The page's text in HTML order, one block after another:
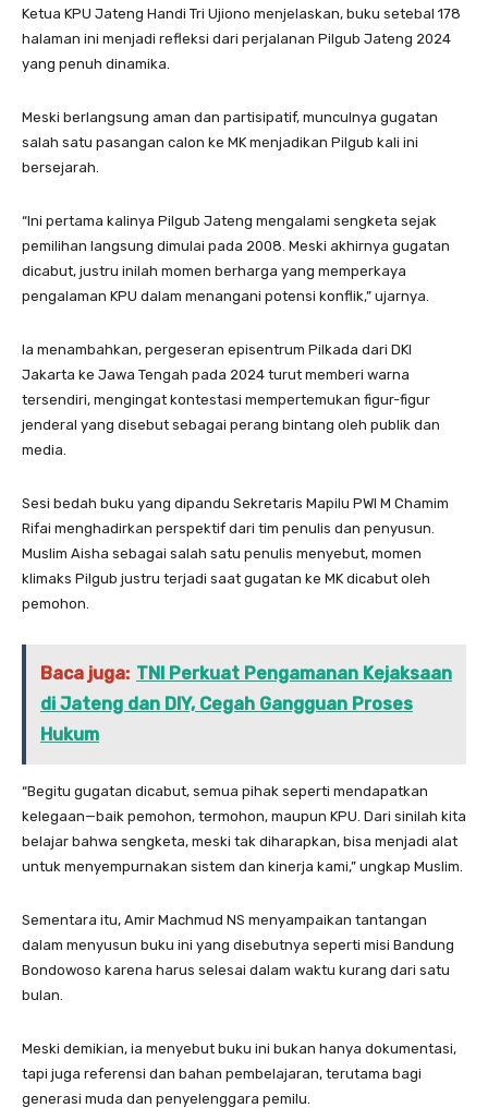
Ketua KPU Jateng Handi Tri Ujiono menjelaskan, buku setebal 178
halaman ini menjadi refleksi dari perjalanan Pilgub Jateng 2024
yang penuh dinamika.
Meski berlangsung aman dan partisipatif, munculnya gugatan
salah satu pasangan calon ke MK menjadikan Pilgub kali ini
bersejarah.
“Ini pertama kalinya Pilgub Jateng mengalami sengketa sejak
pemilihan langsung dimulai pada 2008. Meski akhirnya gugatan
dicabut, justru inilah momen berharga yang memperkaya
pengalaman KPU dalam menangani potensi konflik,” ujarnya.
Ia menambahkan, pergeseran episentrum Pilkada dari DKI
Jakarta ke Jawa Tengah pada 2024 turut memberi warna
tersendiri, mengingat kontestasi mempertemukan figur-figur
jenderal yang disebut sebagai perang bintang oleh publik dan
media.
Sesi bedah buku yang dipandu Sekretaris Mapilu PWI M Chamim
Rifai menghadirkan perspektif dari tim penulis dan penyusun.
Muslim Aisha sebagai salah satu penulis menyebut, momen
klimaks Pilgub justru terjadi saat gugatan ke MK dicabut oleh
pemohon.
Baca juga: TNI Perkuat Pengamanan Kejaksaan
di Jateng dan DIY, Cegah Gangguan Proses
Hukum
“Begitu gugatan dicabut, semua pihak seperti mendapatkan
kelegaan—baik pemohon, termohon, maupun KPU. Dari sinilah kita
belajar bahwa sengketa, meski tak diharapkan, bisa menjadi alat
untuk menyempurnakan sistem dan kinerja kami,” ungkap Muslim.
Sementara itu, Amir Machmud NS menyampaikan tantangan
dalam menyusun buku ini yang disebutnya seperti misi Bandung
Bondowoso karena harus selesai dalam waktu kurang dari satu
bulan.
Meski demikian, ia menyebut buku ini bukan hanya dokumentasi,
tapi juga referensi dan bahan pembelajaran, terutama bagi
generasi muda dan penyelenggara pemilu.